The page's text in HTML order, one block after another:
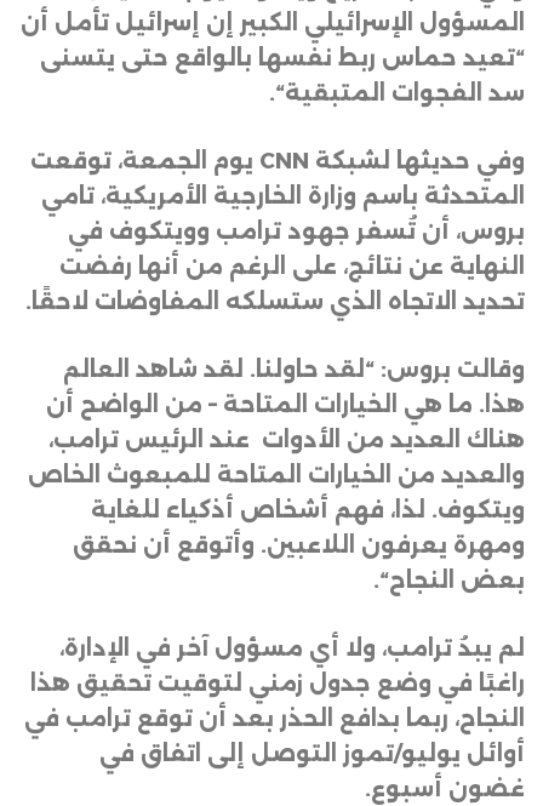
المسؤول الإسرائيلي الكبير إن إسرائيل تأمل أن
“تعيد حماس ربط نفسها بالواقع حتى يتسنى
سد الفجوات المتبقية“.
وفي حديثها لشبكة
يوم الجمعة، توقعت
المتحدثة باسم وزارة الخارجية الأمريكية، تامي
بروس، أن تُسفر جهود ترامب وويتكوف في
النهاية عن نتائج، على الرغم من أنها رفضت
تحديد الاتجاه الذي ستسلكه المفاوضات لاحقًا .
وقالت بروس: “لقد حاولنا. لقد شاهد العالم
هذا. ما هي الخيارات المتاحة – من الواضح أن
هناك العديد من الأدوات عند الرئيس ترامب،
والعديد من الخيارات المتاحة للمبعوث الخاص
ويتكوف. لذا، فهم أشخاص أذكياء للغاية
ومهرة يعرفون اللاعبين. وأتوقع أن نحقق
بعض النجاح“.
لم يبدُ ترامب، ولا أي مسؤول آخر في الإدارة،
راغبًا في وضع جدول زمني لتوقيت تحقيق هذا
النجاح، ربما بدافع الحذر بعد أن توقع ترامب في
أوائل يوليو/تموز التوصل إلى اتفاق في
غضون أسبوع.